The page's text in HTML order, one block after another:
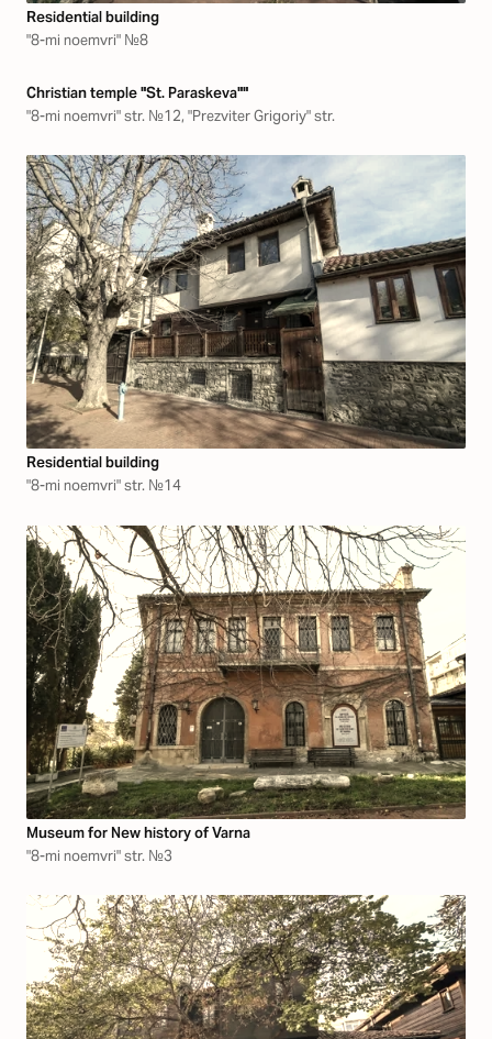
Residential building
"8-mi noemvri" №8
Christian temple "St. Paraskeva""
"8-mi noemvri" str. №12, "Prezviter Grigoriy" str.
Residential building
"8-mi noemvri" str. №14
Museum for New history of Varna
"8-mi noemvri" str. №3